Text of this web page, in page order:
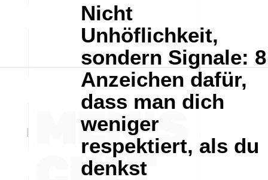
Nicht
Unhöflichkeit,
sondern Signale: 8
Anzeichen dafür,
dass man dich
weniger
respektiert, als du
denkst